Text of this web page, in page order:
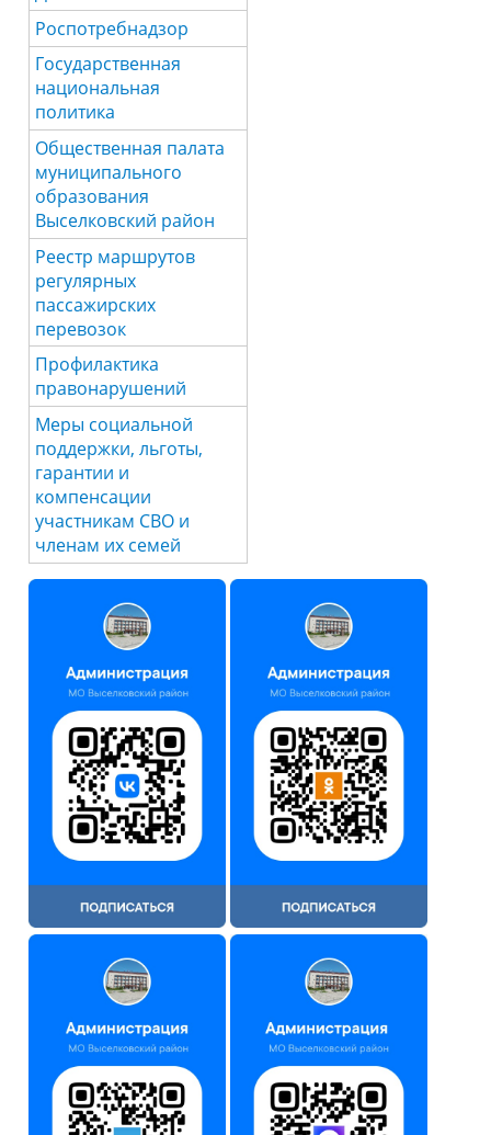
Роспотребнадзор
Государственная
национальная
политика
Общественная палата
муниципального
образования
Выселковский район
Реестр маршрутов
регулярных
пассажирских
перевозок
Профилактика
правонарушений
Меры социальной
поддержки, льготы,
гарантии и
компенсации
участникам СВО и
членам их семей